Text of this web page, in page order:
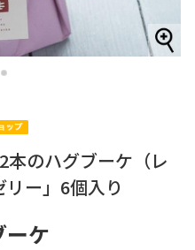
2
本のハグブーケ（レ
ー」6個入り
ーケ